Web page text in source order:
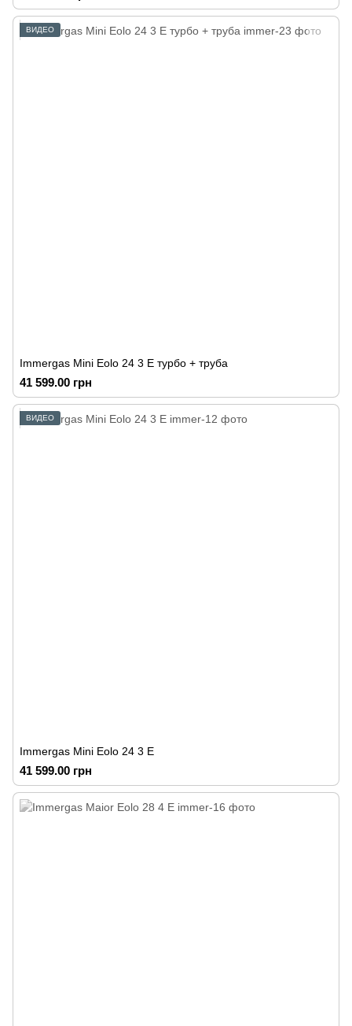
ВИДЕО
Immergas Mini Eolo 24 3 E турбо + труба
41 599.00 грн
ВИДЕО
Immergas Mini Eolo 24 3 E
41 599.00 грн